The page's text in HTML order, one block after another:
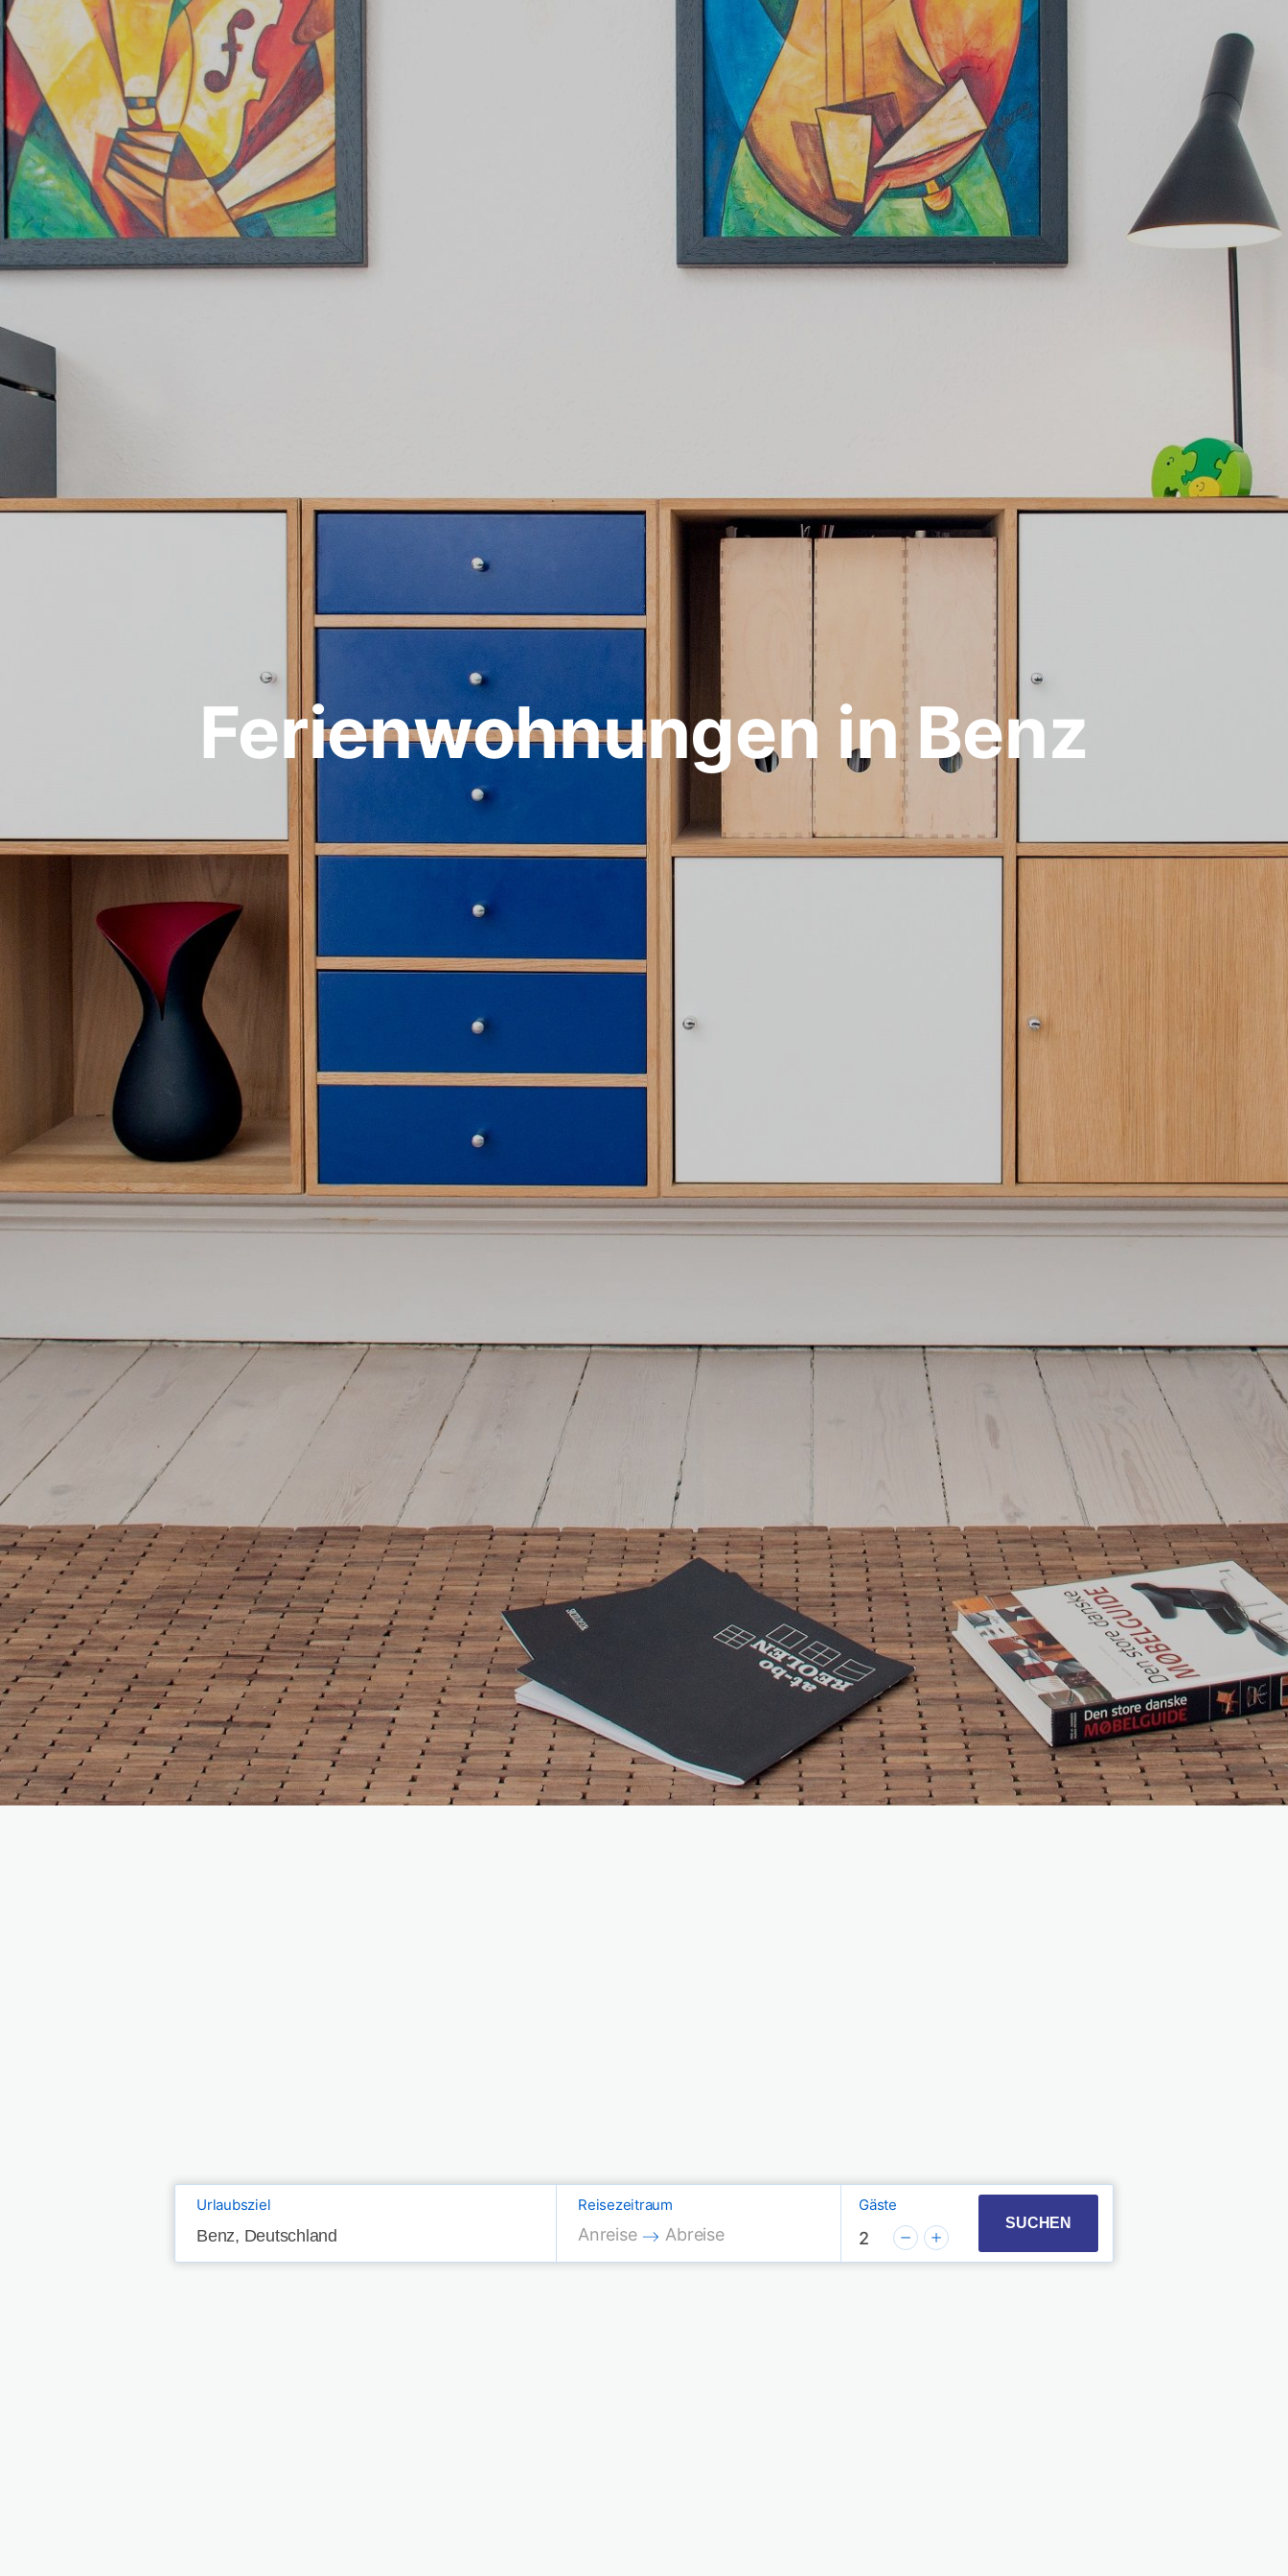
Ferienwohnungen in Benz
Urlaubsziel Reisezeitraum
Press the down arrow key to interact with the calendar and select a date. Press the
Anreise
Press the down arrow key to interact with the calendar and select a date.
Abreise
Gäste
2
SUCHEN